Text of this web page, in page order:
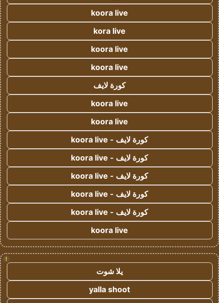
koora live
kora live
koora live
koora live
كورة لايف
koora live
koora live
كورة لايف - koora live
كورة لايف - koora live
كورة لايف - koora live
كورة لايف - koora live
كورة لايف - koora live
koora live
!
يلا شوت
yalla shoot